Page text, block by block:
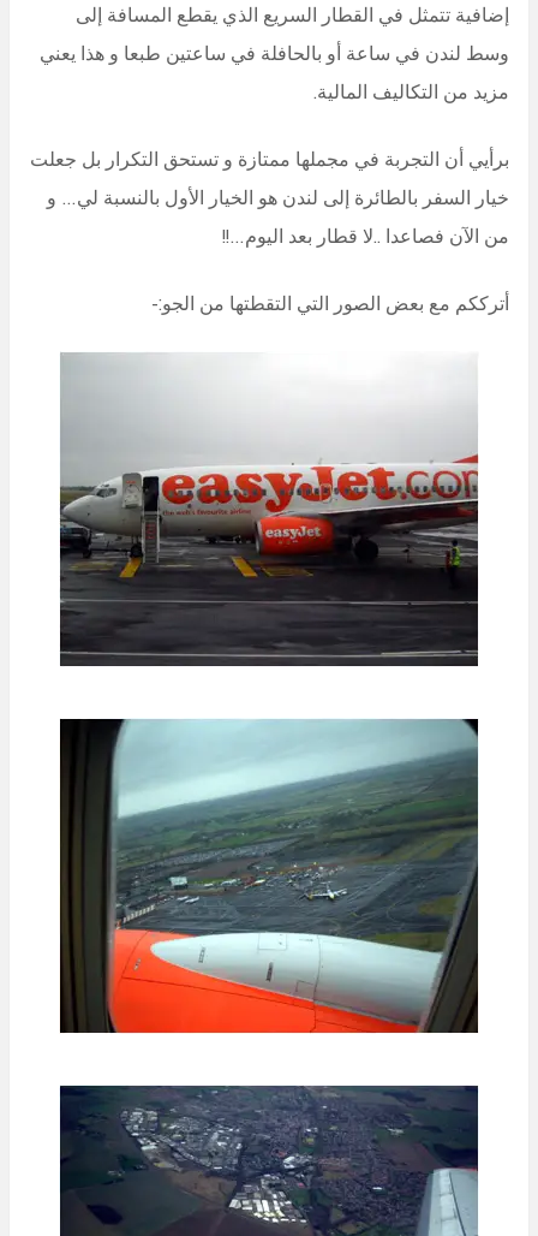
إضافية تتمثل في القطار السريع الذي يقطع المسافة إلى
وسط لندن في ساعة أو بالحافلة في ساعتين طبعا و هذا يعني
مزيد من التكاليف المالية.
برأيي أن التجربة في مجملها ممتازة و تستحق التكرار بل جعلت
خيار السفر بالطائرة إلى لندن هو الخيار الأول بالنسبة لي… و
من الآن فصاعدا ..لا قطار بعد اليوم…!!
أترككم مع بعض الصور التي التقطتها من الجو:-